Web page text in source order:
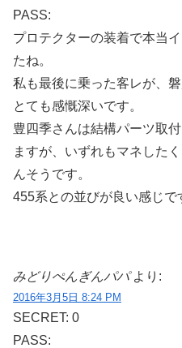
PASS:
プロテクターの装着で本当
たね。
私も最後に乗った客レが、
とても感慨深いです。
豊四季さんは結構パーツ取
ますが、いずれもマネした
んそうです。
455系との並びが良い感じで
みどりぺんぎんパパ より:
2016年3月5日 8:24 PM
SECRET: 0
PASS: